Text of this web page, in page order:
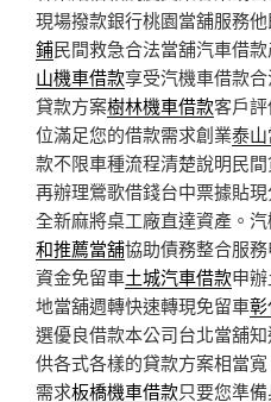
現場撥款銀行桃園當舖服務
鋪民間救急合法當舖汽車借
山機車借款享受汽機車借款
貸款方案樹林機車借款客戶
位滿足您的借款需求創業泰
款不限車種流程清楚說明民
再辦理鶯歌借錢台中票據貼
全新麻將桌工廠直達資產。
和推薦當舖協助債務整合服
資金免留車土城汽車借款申
地當舖週轉快速轉現免留車
選優良借款本公司台北當舖
供各式各樣的貸款方案相當
需求板橋機車借款只要您準